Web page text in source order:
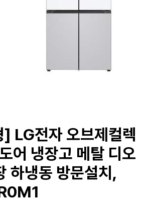
LG전자 오브제컬렉
어 냉장고 메탈 디오
하냉동 방문설치,